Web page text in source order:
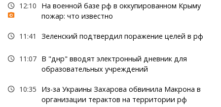
12:10
На военной базе рф в оккупированном Крыму
пожар: что известно
11:41 Зеленский подтвердил поражение целей в рф
11:07 В "днр" вводят электронный дневник для
образовательных учреждений
10:35
Из-за Украины Захарова обвинила Макрона в
организации терактов на территории рф